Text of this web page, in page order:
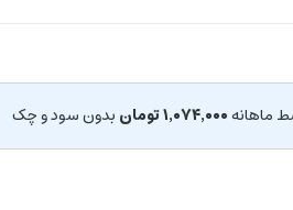
۱٬۰۷۴٬۰۰۰ تومان بدون سود و چک